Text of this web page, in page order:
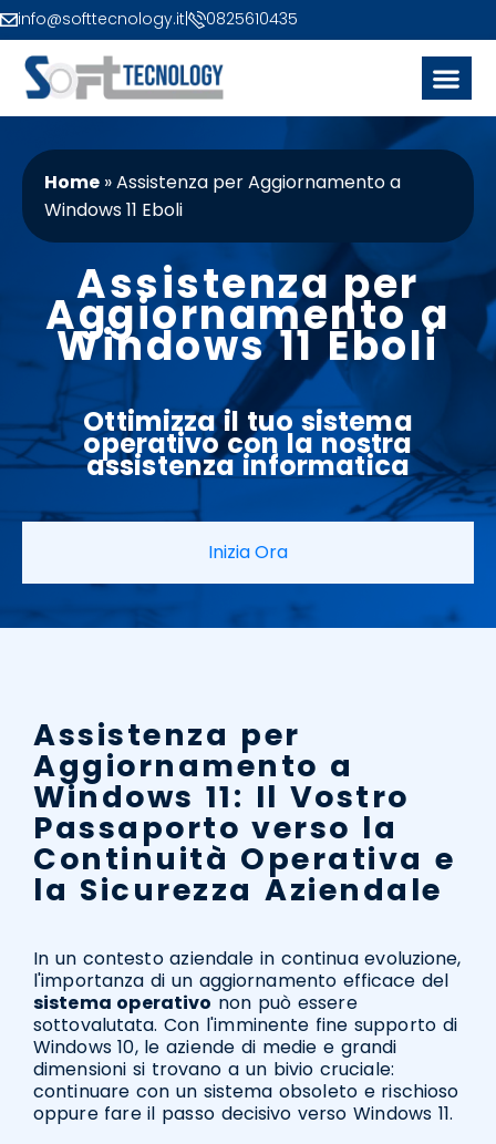
info@softtecnology.it 0825610435
Home »Assistenza per Aggiornamento a
Windows 11 Eboli
Assistenza per
Aggiornamento a
Windows 11 Eboli
Ottimizza il tuo sistema
operativocon la nostra
assistenza informatica
Inizia Ora
Assistenza per
Aggiornamento a
Windows 11: Il Vostro
Passaporto verso la
Continuità Operativa e
la Sicurezza Aziendale
In un contesto aziendale in continua evoluzione,
l'importanza di un aggiornamento efficace del
sistema operativo non può essere
sottovalutata. Con l'imminente fine supporto di
Windows 10, le aziende di medie e grandi
dimensioni si trovano a un bivio cruciale:
continuare con un sistema obsoleto e rischioso
oppure fare il passo decisivo verso Windows 11.